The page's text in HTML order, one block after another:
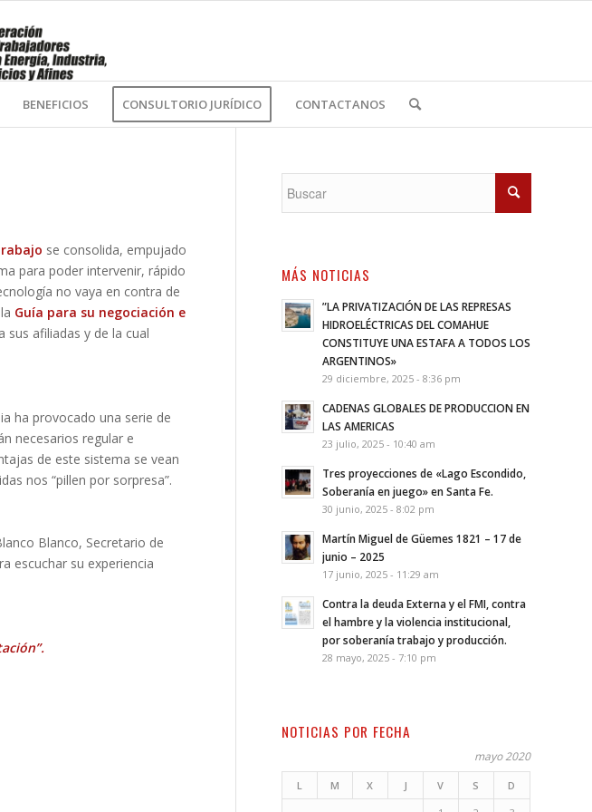
BENEFICIOS CONSULTORIO JURÍDICO CONTACTANOS
se consolida, empujado
para poder intervenir, rápido
no vaya en contra de
Guía para su negociación e
sus afiliadas y de la cual
ha provocado una serie de
necesarios regular e
de este sistema se vean
nos “pillen por sorpresa”.
Blanco, Secretario de
escuchar su experiencia
MÁS NOTICIAS
”LA PRIVATIZACIÓN DE LAS REPRESAS
HIDROELÉCTRICAS DEL COMAHUE
CONSTITUYE UNA ESTAFA A TODOS LOS
ARGENTINOS»
29 diciembre, 2025 - 8:36 pm
CADENAS GLOBALES DE PRODUCCION EN
LAS AMERICAS
23 julio, 2025 - 10:40 am
Tres proyecciones de «Lago Escondido,
Soberanía en juego» en Santa Fe.
30 junio, 2025 - 8:02 pm
Martín Miguel de Güemes 1821 – 17 de
junio – 2025
17 junio, 2025 - 11:29 am
Contra la deuda Externa y el FMI, contra
el hambre y la violencia institucional,
por soberanía trabajo y producción.
28 mayo, 2025 - 7:10 pm
NOTICIAS POR FECHA
mayo 2020
L M X J V S
D